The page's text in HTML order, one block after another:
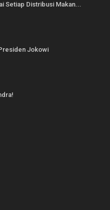
Setiap Distribusi Makan...
Jokowi